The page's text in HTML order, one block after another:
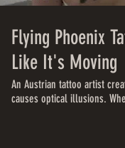
Flying Phoenix
Like It's Moving
An Austrian tattoo artist
causes optical illusions.